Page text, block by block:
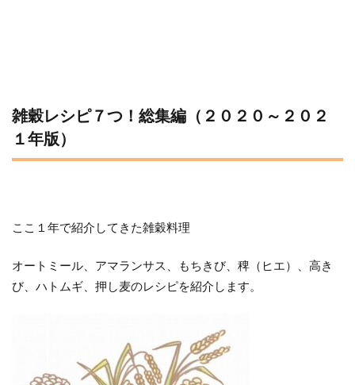
雑穀レシピ７つ！総集編（２０２０～２０２
１年版）
ここ１年で紹介してきた雑穀料理
オートミール、アマランサス、もちきび、稗（ヒエ）、高き
び、ハトムギ、押し麦のレシピを紹介します。